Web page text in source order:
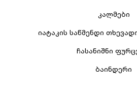
კალმები
იატაკის საწმენდი
ჩასანიშნი
ბაინდერი